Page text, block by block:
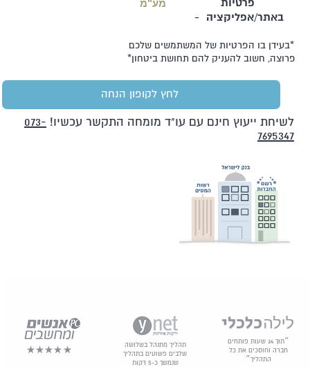
פרטיות
באתר/אפליקציה -
מע"מ
*בעידן בו הפרטיות של המשתמשים שלכם
פרוצה, חשוב להעניק להם תחושת ביטחון*
לחץ לקופון הנחה
לשיחת ייעוץ חינם עם עו"ד מומחה התקשר עכשיו! 073-
7695347
״תוך 24 שעות פותחים
חברה וחוסכים את כל
התהליך״
תהליך מתנהל בשלושה
שלבים פשוטים בתהליך
שנמשך כ-5 דקות